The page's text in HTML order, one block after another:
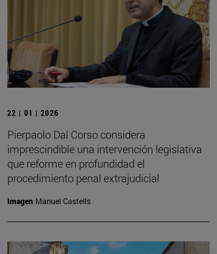
22 | 01 | 2026
Pierpaolo Dal Corso considera
imprescindible una intervención legislativa
que reforme en profundidad el
procedimiento penal extrajudicial
Imagen Manuel Castells